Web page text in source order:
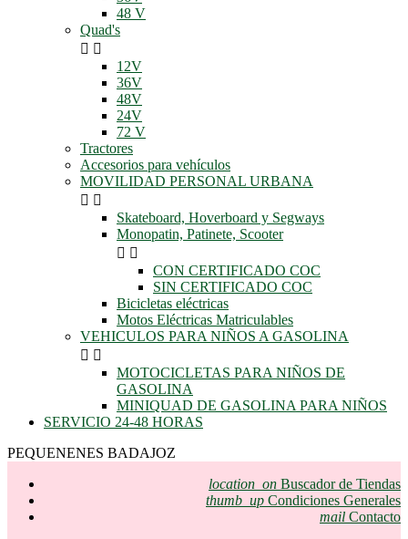
48 V
Quad's
 
12V
36V
48V
24V
72 V
Tractores
Accesorios para vehículos
MOVILIDAD PERSONAL URBANA
 
Skateboard, Hoverboard y Segways
Monopatin, Patinete, Scooter
 
CON CERTIFICADO COC
SIN CERTIFICADO COC
Bicicletas eléctricas
Motos Eléctricas Matriculables
VEHICULOS PARA NIÑOS A GASOLINA
 
MOTOCICLETAS PARA NIÑOS DE
GASOLINA
MINIQUAD DE GASOLINA PARA NIÑOS
SERVICIO 24-48 HORAS
PEQUENENES BADAJOZ
location_on Buscador de Tiendas
thumb_up Condiciones Generales
mail Contacto